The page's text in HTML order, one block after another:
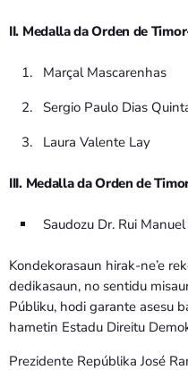
II. Medalla da Orden de
Marçal Mascarenhas
Sergio Paulo Dias
Laura Valente Lay
III. Medalla da Orden de
Saudozu Dr. Rui
Kondekorasaun hirak-ne’e
dedikasaun, no sentidu
Públiku, hodi garante asesu
hametin Estadu Direitu
Prezidente Repúblika José